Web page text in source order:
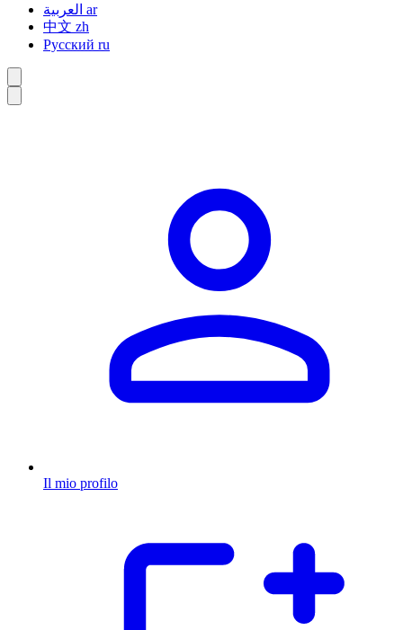
ar
中文 zh
Русский ru
Il mio profilo